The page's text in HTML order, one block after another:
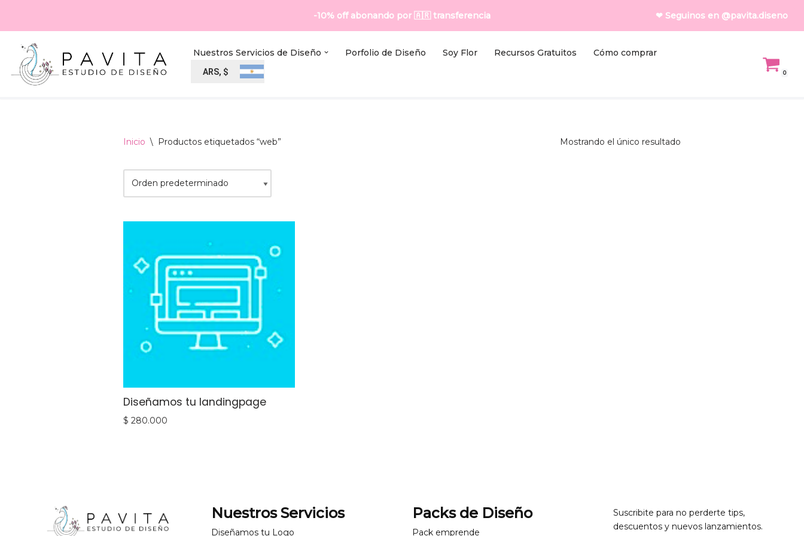
Ir
contenido
-10% off abonando por 🇦🇷 transferencia ❤ Seguinos en @pavita.diseno
Nuestros Servicios de Diseño Porfolio de Diseño Soy Flor Recursos Gratuitos Cómo comprar
ARS, $ 0
Inicio \ Productos etiquetados “web” Mostrando el único resultado
Diseñamos tu landingpage
$ 280.000
Nuestros Servicios
Diseñamos tu Logo
Packs de Diseño
Pack emprende
Suscribite para no perderte tips,
descuentos y nuevos lanzamientos.